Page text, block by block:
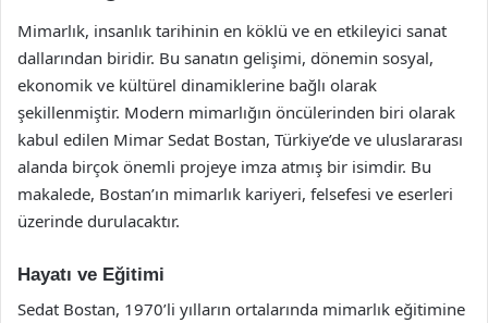
Mimarlık, insanlık tarihinin en köklü ve en etkileyici sanat
dallarından biridir. Bu sanatın gelişimi, dönemin sosyal,
ekonomik ve kültürel dinamiklerine bağlı olarak
şekillenmiştir. Modern mimarlığın öncülerinden biri olarak
kabul edilen Mimar Sedat Bostan, Türkiye’de ve uluslararası
alanda birçok önemli projeye imza atmış bir isimdir. Bu
makalede, Bostan’ın mimarlık kariyeri, felsefesi ve eserleri
üzerinde durulacaktır.
Hayatı ve Eğitimi
Sedat Bostan, 1970’li yılların ortalarında mimarlık eğitimine